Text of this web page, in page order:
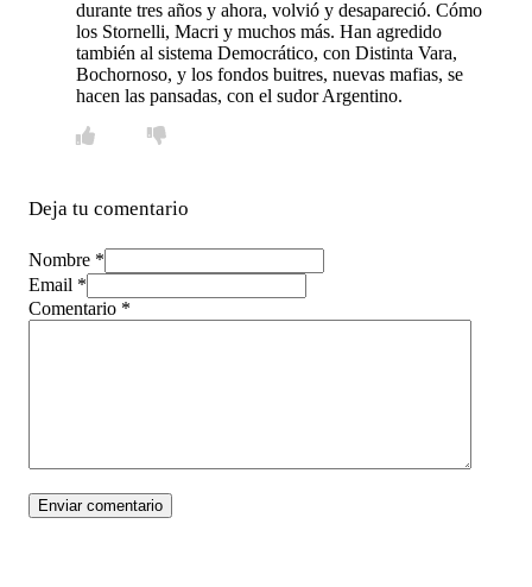
durante tres años y ahora, volvió y desapareció. Cómo
los Stornelli, Macri y muchos más. Han agredido
también al sistema Democrático, con Distinta Vara,
Bochornoso, y los fondos buitres, nuevas mafias, se
hacen las pansadas, con el sudor Argentino.
Deja tu comentario
Nombre *
Email *
Comentario *